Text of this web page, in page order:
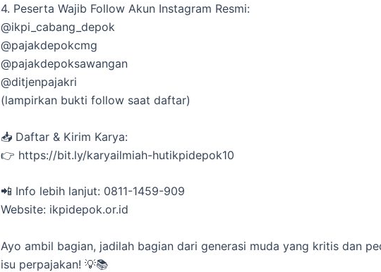
4.⁠ ⁠Peserta Wajib Follow Akun Instagram Resmi:
@ikpi_cabang_depok
@pajakdepokcmg
@pajakdepoksawangan
@ditjenpajakri
(lampirkan bukti follow saat daftar)
📥 Daftar & Kirim Karya:
👉 https://bit.ly/karyailmiah-hutikpidepok10
📲 Info lebih lanjut: 0811-1459-909
Website: ikpidepok.or.id
Ayo ambil bagian, jadilah bagian dari generasi muda yang kritis dan
isu perpajakan! 💡📚